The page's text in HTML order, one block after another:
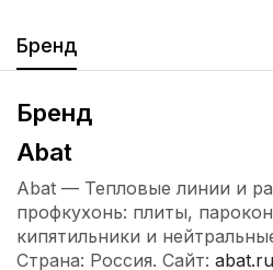
Бренд
Бренд
Abat
Abat — Тепловые линии и
профкухонь: плиты,
кипятильники и
Страна: Россия. Сайт: abat.ru